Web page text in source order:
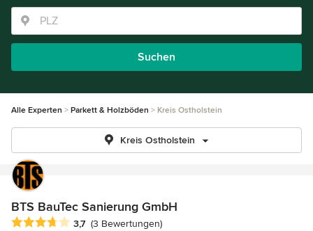
Suchen
Alle Experten Parkett & Holzböden Kreis Ostholstein
Kreis Ostholstein
BTS BauTec Sanierung GmbH
Durchschnittliche Bewertung: 3.7 von 5 Sternen
3,7 (3 Bewertungen)